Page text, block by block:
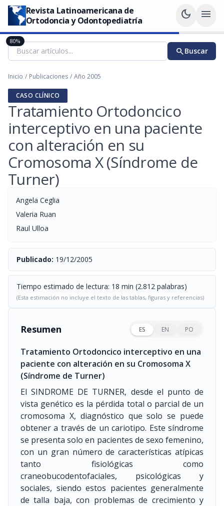
Revista Latinoamericana de
Ortodoncia y Odontopediatría
dark_mode menu
searchBuscar
Inicio / Publicaciones / Año 2005
CASO CLÍNICO
Tratamiento Ortodoncico
interceptivo en una paciente
con alteración en su
Cromosoma X (Síndrome de
Turner)
Angela Ceglia
Valeria Ruan
Raul Ulloa
Publicado: 19/12/2005
Tiempo estimado de lectura: 18 min (2.812 palabras)
(Esta estimación no incluye el texto de las tablas, figuras y referencias)
Resumen ES EN PO
Tratamiento Ortodoncico interceptivo en una
paciente con alteración en su Cromosoma X
(Síndrome de Turner)
El SINDROME DE TURNER, desde el punto de
vista genético es la pérdida total o parcial de un
cromosoma X, diagnóstico que solo se puede
obtener a través de un cariotipo. Este síndrome
se presenta solo en pacientes de sexo femenino,
con un gran número de características atípicas
tanto fisiológicas como
craneobucodentofaciales, psicológicas y
sociales, siendo estos pacientes generalmente
de talla baja, con problemas de crecimiento y
80%